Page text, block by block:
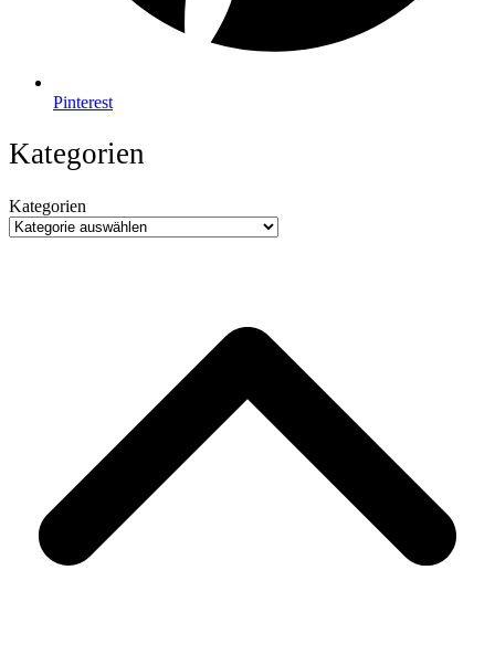
Pinterest
Kategorien
Kategorien